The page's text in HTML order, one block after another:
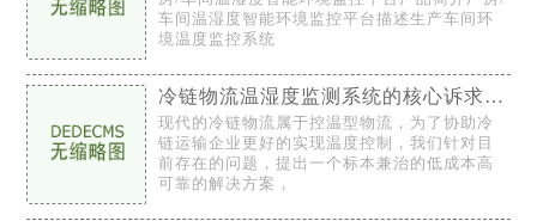
车间温湿度智能环境监控平台描述生产车间环
境温度监控系统
冷链物流温湿度监测系统的核心诉求-温湿度监测
现代的冷链物流属于控温型物流，为了协助冷
链运输企业更好的实现温度控制，我们针对目
前存在的问题，提出一个标本兼治的低成本高
可靠的解决方案，